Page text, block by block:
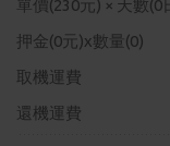
單價(230元) × 天數(0
押金(0元)x數量(0)
取機運費
還機運費